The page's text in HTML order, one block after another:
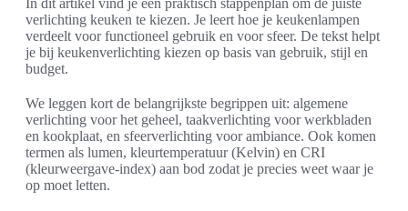
In dit artikel vind je een praktisch stappenplan om de juiste
verlichting keuken te kiezen. Je leert hoe je keukenlampen
verdeelt voor functioneel gebruik en voor sfeer. De tekst helpt
je bij keukenverlichting kiezen op basis van gebruik, stijl en
budget.
We leggen kort de belangrijkste begrippen uit: algemene
verlichting voor het geheel, taakverlichting voor werkbladen
en kookplaat, en sfeerverlichting voor ambiance. Ook komen
termen als lumen, kleurtemperatuur (Kelvin) en CRI
(kleurweergave-index) aan bod zodat je precies weet waar je
op moet letten.